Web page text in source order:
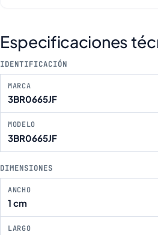
Especificaciones
IDENTIFICACIÓN
MARCA
3BR0665JF
MODELO
3BR0665JF
DIMENSIONES
ANCHO
1 cm
LARGO